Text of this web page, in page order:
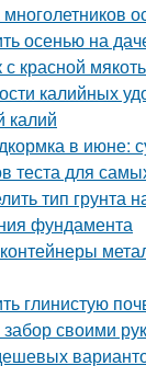
осенью на
с красной
калийных
калий
в июне:
теста для
тип грунта
фундамента
глинистую
своими